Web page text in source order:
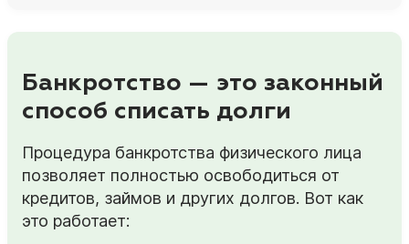
Банкротство — это законный
способ списать долги
Процедура банкротства физического лица
позволяет полностью освободиться от
кредитов, займов и других долгов. Вот как
это работает: